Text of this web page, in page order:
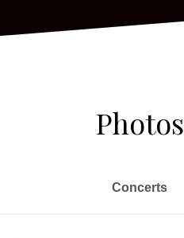
Photos
Concerts